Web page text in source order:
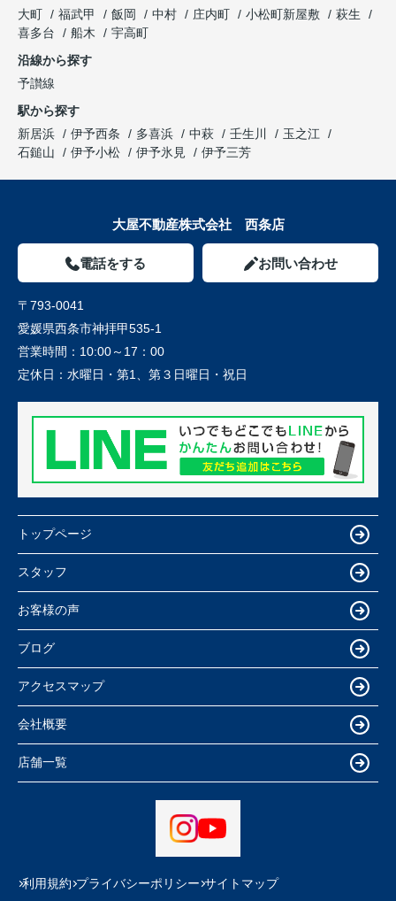
大町
福武甲 飯岡 中村 庄内町 小松町新屋敷
萩生
喜多台
船木
宇高町
沿線から探す
予讃線
駅から探す
新居浜
伊予西条 多喜浜 中萩 壬生川
玉之江
石鎚山
伊予小松 伊予氷見 伊予三芳
大屋不動産株式会社 西条店
電話をする お問い合わせ
〒793-0041
愛媛県西条市神拝甲535-1
営業時間： 10:00～17：00
定休日： 水曜日・第1、第３日曜日・祝日
トップページ
スタッフ
お客様の声
ブログ
アクセスマップ
会社概要
店舗一覧
利用規約 プライバシーポリシー サイトマップ